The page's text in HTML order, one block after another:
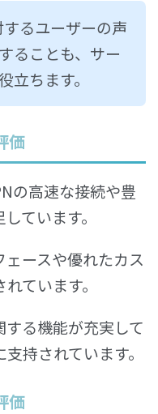
るユーザーの声
ることも、サー
立ちます。
価
の高速な接続や豊
ています。
ースや優れたカス
ています。
る機能が充実して
持されています。
価